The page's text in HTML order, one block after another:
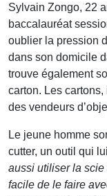
Sylvain Zongo, 22
baccalauréat
oublier la pression
dans son domicile
trouve également
carton. Les
des vendeurs
Le jeune homme
cutter, un outil qui
aussi utiliser la scie
facile de le faire